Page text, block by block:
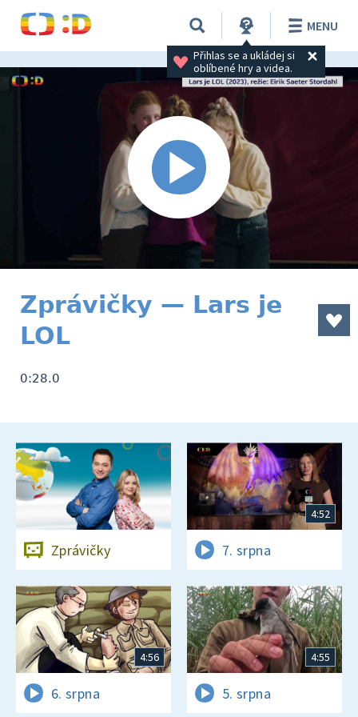
Přihlas se a ukládej si
oblíbené hry a videa.
MENU
Zprávičky — Lars je
LOL
0:28.0
Zprávičky
4:52
7. srpna
4:56
6. srpna
4:55
5. srpna